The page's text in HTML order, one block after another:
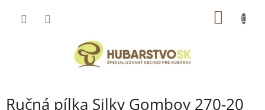
Ručná pílka Silky Gomboy 270-20